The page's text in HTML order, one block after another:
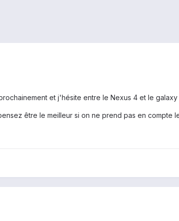
et j'hésite entre le Nexus 4 et le
être le meilleur si on ne prend pas en compte